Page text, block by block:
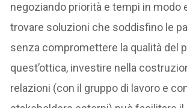
negoziando priorità e tempi in modo
trovare soluzioni che soddisfino le
senza compromettere la qualità del
quest’ottica, investire nella
relazioni (con il gruppo di lavoro e